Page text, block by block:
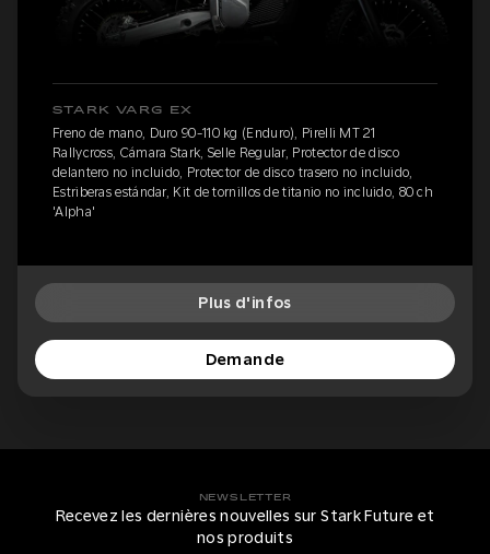
STARK VARG EX
Freno de mano, Duro 90-110 kg (Enduro), Pirelli MT 21
Rallycross, Cámara Stark, Selle Regular, Protector de disco
delantero no incluido, Protector de disco trasero no incluido,
Estriberas estándar, Kit de tornillos de titanio no incluido, 80 ch
'Alpha'
Plus d'infos
Demande
NEWSLETTER
Recevez les dernières nouvelles sur Stark Future et
nos produits